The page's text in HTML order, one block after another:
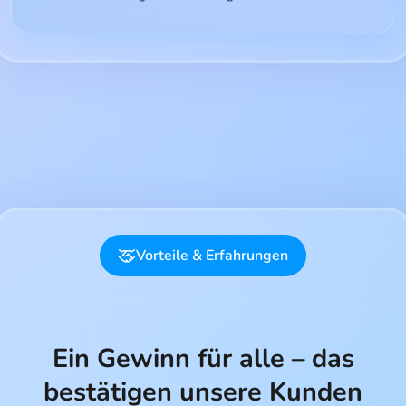
Vorteile & Erfahrungen
Ein Gewinn für alle – das
bestätigen unsere Kunden